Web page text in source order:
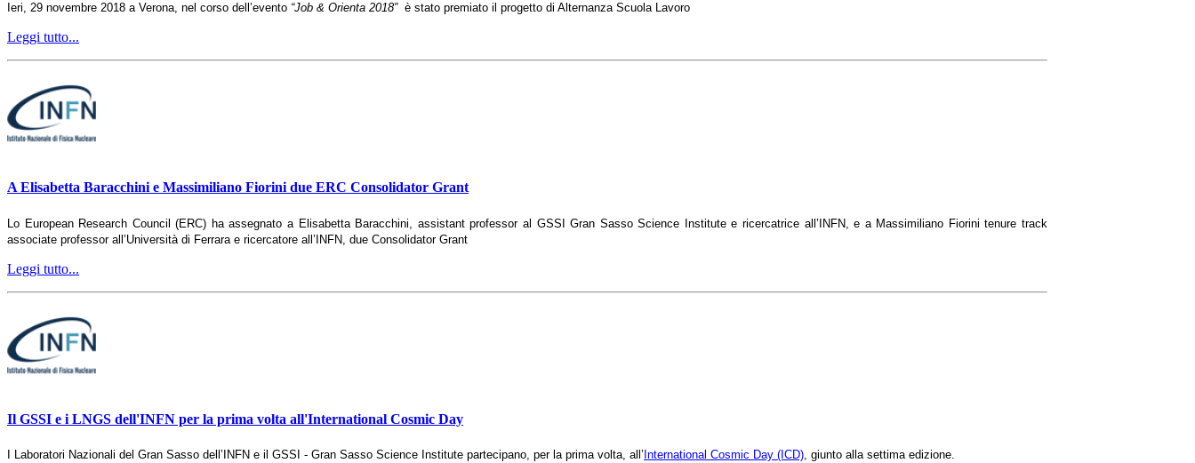
Ieri, 29 novembre 2018 a Verona, nel corso dell’evento “Job & Orienta 2018”è stato premiato il progetto di Alternanza Scuola Lavoro
Leggi tutto...
A Elisabetta Baracchini e Massimiliano Fiorini due ERC Consolidator Grant
Lo European Research Council (ERC) ha assegnato a Elisabetta Baracchini, assistant professor al GSSI Gran Sasso Science Institute e ricercatrice all’INFN, e a Massimiliano Fiorinitenure track
associate professor all’Università di Ferrara e ricercatore all’INFN, due Consolidator Grant
Leggi tutto...
Il GSSI e i LNGS dell'INFN per la prima volta all'International Cosmic Day
I Laboratori Nazionali del Gran Sasso dell’INFN e il GSSI - Gran Sasso Science Institute partecipano, per la prima volta, all’ International Cosmic Day (ICD), giunto alla settima edizione.